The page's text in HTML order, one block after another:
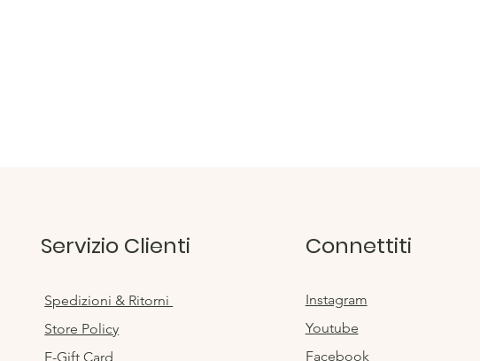
Servizio Clienti
Spedizioni & Ritorni
Store Policy
E-Gift Card
Connettiti
Instagram
Youtube
Facebook